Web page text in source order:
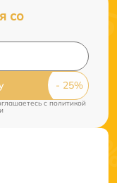
со
cполитикой